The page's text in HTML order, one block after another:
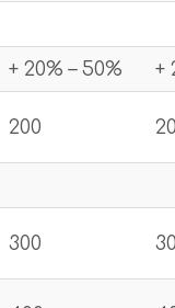
+ 20% – 50% +
200
300